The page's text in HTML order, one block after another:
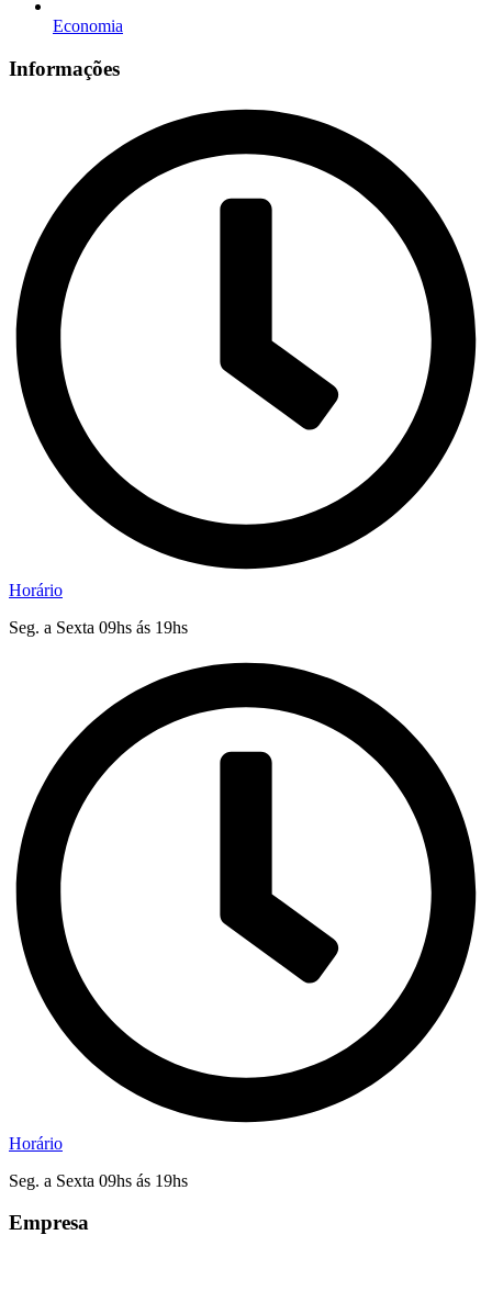
Economia
Informações
Horário
Seg. a Sexta 09hs ás 19hs
Horário
Seg. a Sexta 09hs ás 19hs
Empresa